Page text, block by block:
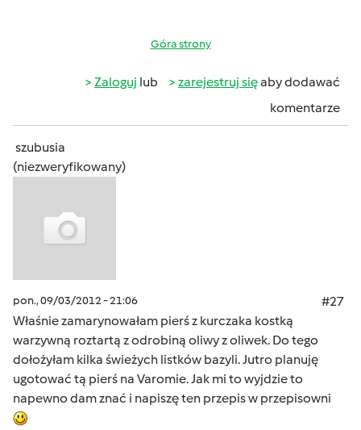
Góra strony
Zaloguj lub zarejestruj sięaby dodawać
komentarze
szubusia
(niezweryfikowany)
pon., 09/03/2012 - 21:06
#27
Właśnie zamarynowałam pierś z kurczaka kostką
warzywną roztartą z odrobiną oliwy z oliwek. Do tego
dołożyłam kilka świeżych listków bazyli. Jutro planuję
ugotować tą pierś na Varomie. Jak mi to wyjdzie to
napewno dam znać i napiszę ten przepis w przepisowni